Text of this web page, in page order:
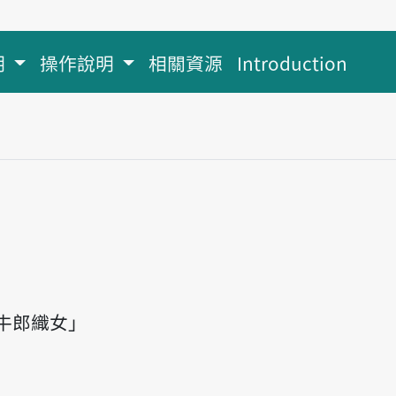
操作說明 相關資源 Introduction
織女」